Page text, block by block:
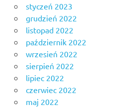
styczeń 2023
grudzień 2022
listopad 2022
październik 2022
wrzesień 2022
sierpień 2022
lipiec 2022
czerwiec 2022
maj 2022